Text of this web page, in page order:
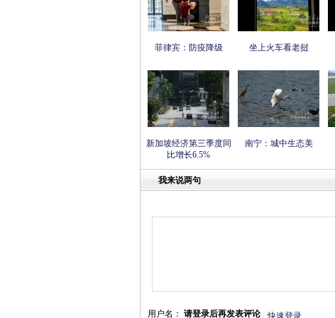
菲律宾：防疫降级 坐上火车看老挝
新加坡经济第三季度同
比增长6.5%
南宁：城中生态美
我来说两句
用户名： 请登录后再发表评论 快速登录